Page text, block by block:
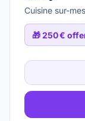
Cuisine sur-
🎁250 €